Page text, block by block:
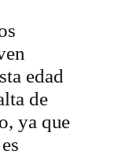
edad
de
ya que